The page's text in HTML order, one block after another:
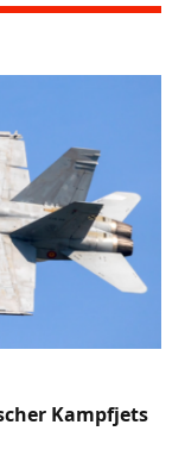
Kampfjets